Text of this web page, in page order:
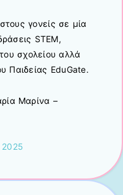
γονείς σε μία
STEM,
σχολείου αλλά
Παιδείας EduGate.
Μαρίνα –
2025